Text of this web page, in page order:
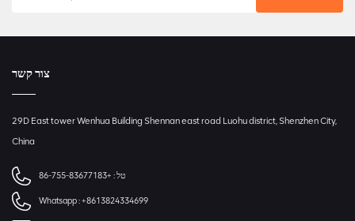
צור קשר
29D East tower Wenhua Building Shennan east road Luohu district, Shenzhen City,
China
טל : +86-755-83677183
Whatsapp :+8613824334699